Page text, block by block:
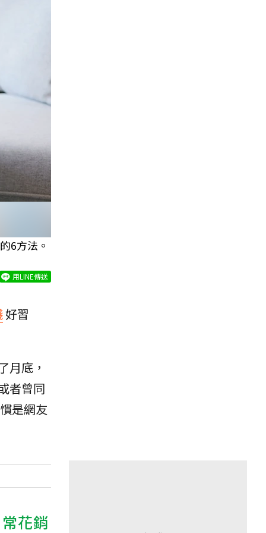
6方法。
用LINE傳送
好習
月底，
者曾同
是網友
花銷